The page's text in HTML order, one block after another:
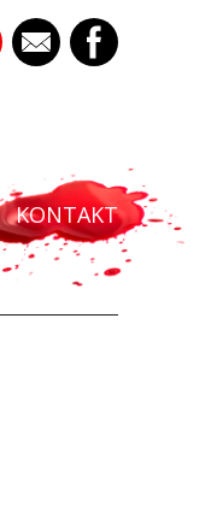
KONTAKT